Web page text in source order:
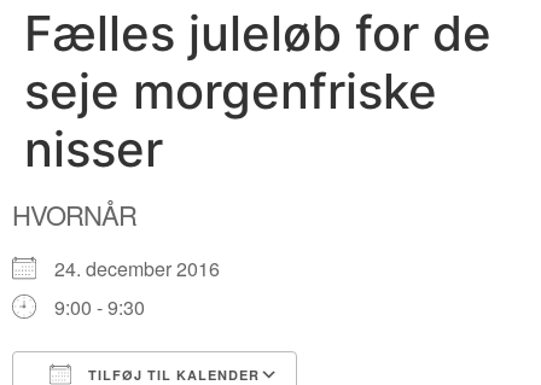
Fælles juleløb for de
seje morgenfriske
nisser
HVORNÅR
24. december 2016
9:00 - 9:30
TILFØJ TIL KALENDER